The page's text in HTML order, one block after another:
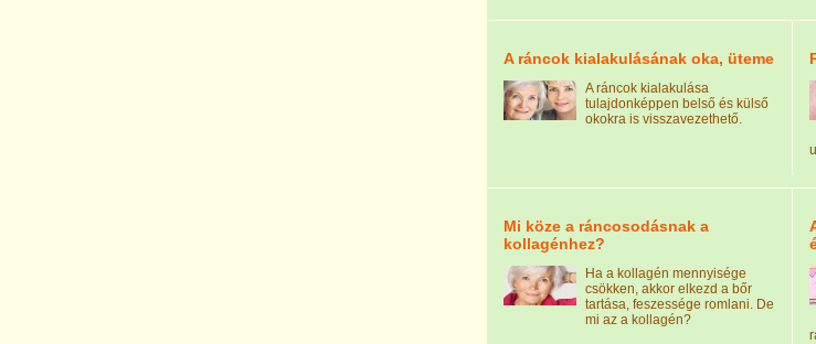
A ráncok kialakulásának oka, üteme
A ráncok kialakulása
tulajdonképpen belső és külső
okokra is visszavezethető.
Mi köze a ráncosodásnak a
kollagénhez?
Ha a kollagén mennyisége
csökken, akkor elkezd a bőr
tartása, feszessége romlani. De
mi az a kollagén?